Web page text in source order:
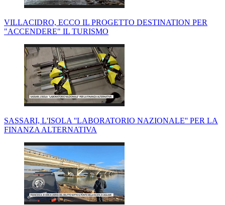
VILLACIDRO, ECCO IL PROGETTO DESTINATION PER
"ACCENDERE" IL TURISMO
SASSARI, L'ISOLA ''LABORATORIO NAZIONALE'' PER LA
FINANZA ALTERNATIVA